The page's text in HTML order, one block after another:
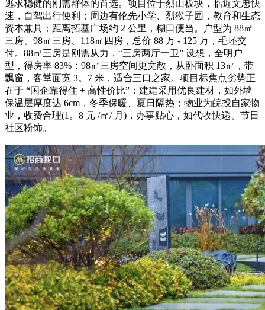
逃求稳健的刚需群体的首选。项目位于烈山板块，临近文忠快
速，自驾出行便利；周边有伦先小学、烈猴子园，教育和生态
资本兼具；距离拓基广场约 2 公里，糊口便当。户型为 88㎡
三房、98㎡三房、118㎡四房，总价 88 万 - 125 万，毛坯交
付。88㎡三房是刚需从力，“三房两厅一卫” 设想，全明户
型，得房率 83%；98㎡三房空间更宽敞，从卧面积 13㎡，带
飘窗，客堂面宽 3。7 米，适合三口之家。项目标焦点劣势正
在于 “国企靠得住 + 高性价比”：建建采用优良建材，如外墙
保温层厚度达 6cm，冬季保暖、夏日隔热；物业为皖投自家物
业，收费合理(1。8 元 /㎡/ 月)，办事贴心，如代收快递、节日
社区粉饰。